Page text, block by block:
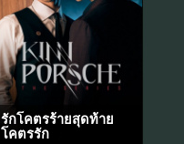
รักโคตรร้ายสุดท้าย
โคตรรัก